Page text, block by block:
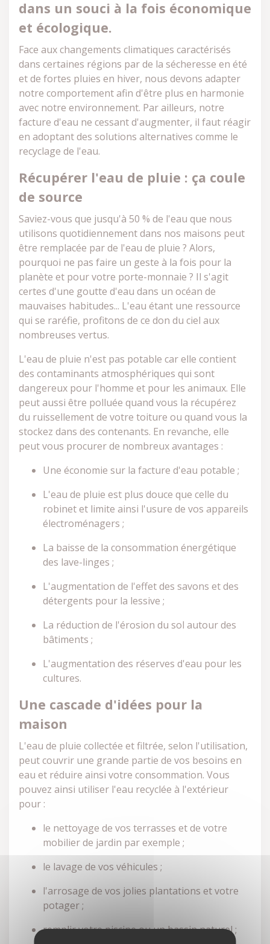
dans un souci à la fois économique
et écologique.
Face aux changements climatiques caractérisés
dans certaines régions par de la sécheresse en été
et de fortes pluies en hiver, nous devons adapter
notre comportement afin d'être plus en harmonie
avec notre environnement. Par ailleurs, notre
facture d'eau ne cessant d'augmenter, il faut réagir
en adoptant des solutions alternatives comme le
recyclage de l'eau.
Récupérer l'eau de pluie : ça coule
de source
Saviez-vous que jusqu'à 50 % de l'eau que nous
utilisons quotidiennement dans nos maisons peut
être remplacée par de l'eau de pluie ? Alors,
pourquoi ne pas faire un geste à la fois pour la
planète et pour votre porte-monnaie ? Il s'agit
certes d'une goutte d'eau dans un océan de
mauvaises habitudes... L'eau étant une ressource
qui se raréfie, profitons de ce don du ciel aux
nombreuses vertus.
L'eau de pluie n'est pas potable car elle contient
des contaminants atmosphériques qui sont
dangereux pour l'homme et pour les animaux. Elle
peut aussi être polluée quand vous la récupérez
du ruissellement de votre toiture ou quand vous la
stockez dans des contenants. En revanche, elle
peut vous procurer de nombreux avantages :
Une économie sur la facture d'eau potable ;
L'eau de pluie est plus douce que celle du
robinet et limite ainsi l'usure de vos appareils
électroménagers ;
La baisse de la consommation énergétique
des lave-linges ;
L'augmentation de l'effet des savons et des
détergents pour la lessive ;
La réduction de l'érosion du sol autour des
bâtiments ;
L'augmentation des réserves d'eau pour les
cultures.
Une cascade d'idées pour la
maison
L'eau de pluie collectée et filtrée, selon l'utilisation,
peut couvrir une grande partie de vos besoins en
eau et réduire ainsi votre consommation. Vous
pouvez ainsi utiliser l'eau recyclée à l'extérieur
pour :
le nettoyage de vos terrasses et de votre
mobilier de jardin par exemple ;
le lavage de vos véhicules ;
l'arrosage de vos jolies plantations et votre
potager ;
remplir votre piscine ou un bassin naturel ;